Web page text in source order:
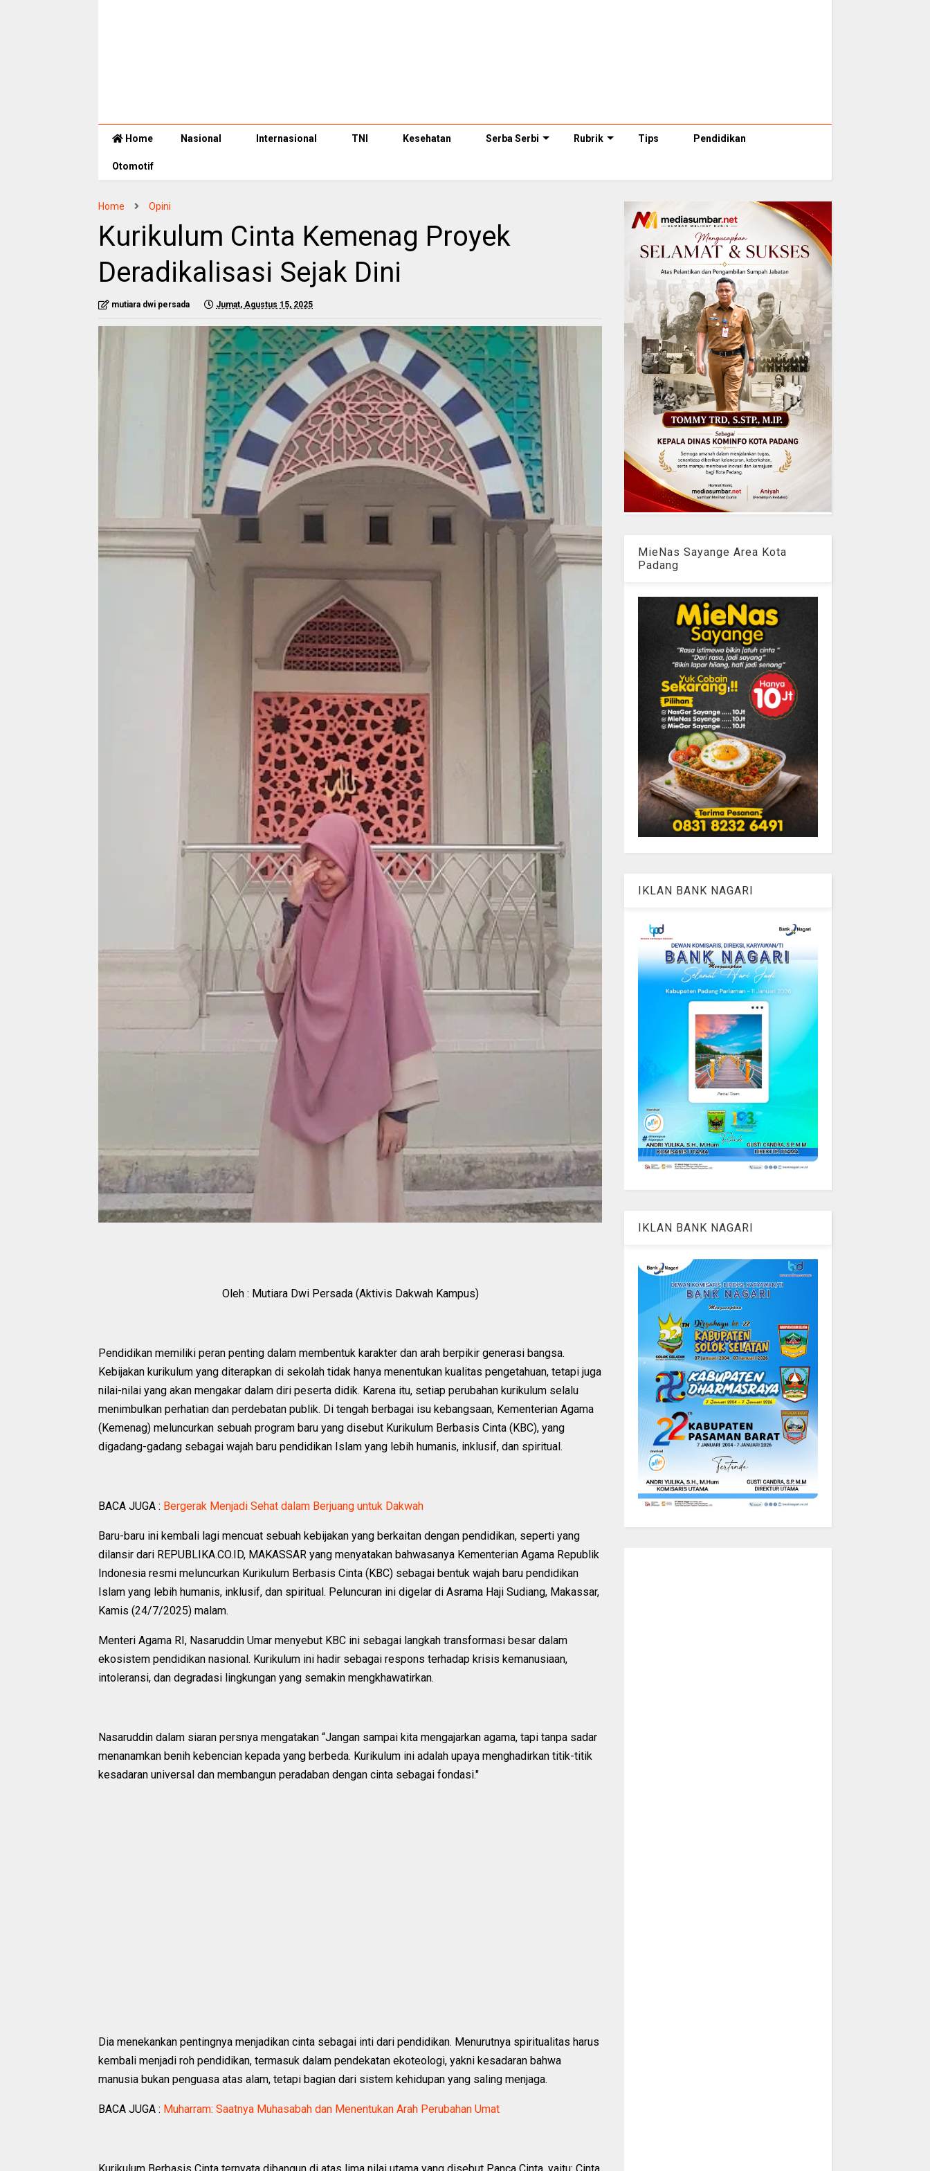
Home Nasional Internasional TNI Kesehatan Serba Serbi Rubrik Tips Pendidikan
Otomotif
Home Opini
Kurikulum Cinta Kemenag Proyek
Deradikalisasi Sejak Dini
mutiara dwi persada Jumat, Agustus 15, 2025
Oleh : Mutiara Dwi Persada (Aktivis Dakwah Kampus)
Pendidikan memiliki peran penting dalam membentuk karakter dan arah berpikir generasi bangsa.
Kebijakan kurikulum yang diterapkan di sekolah tidak hanya menentukan kualitas pengetahuan, tetapi juga
nilai-nilai yang akan mengakar dalam diri peserta didik. Karena itu, setiap perubahan kurikulum selalu
menimbulkan perhatian dan perdebatan publik. Di tengah berbagai isu kebangsaan, Kementerian Agama
(Kemenag) meluncurkan sebuah program baru yang disebut Kurikulum Berbasis Cinta (KBC), yang
digadang-gadang sebagai wajah baru pendidikan Islam yang lebih humanis, inklusif, dan spiritual.
BACA JUGA : Bergerak Menjadi Sehat dalam Berjuang untuk Dakwah
Baru-baru ini kembali lagi mencuat sebuah kebijakan yang berkaitan dengan pendidikan, seperti yang
dilansir dari REPUBLIKA.CO.ID, MAKASSAR yang menyatakan bahwasanya Kementerian Agama Republik
Indonesia resmi meluncurkan Kurikulum Berbasis Cinta (KBC) sebagai bentuk wajah baru pendidikan
Islam yang lebih humanis, inklusif, dan spiritual. Peluncuran ini digelar di Asrama Haji Sudiang, Makassar,
Kamis (24/7/2025) malam.
Menteri Agama RI, Nasaruddin Umar menyebut KBC ini sebagai langkah transformasi besar dalam
ekosistem pendidikan nasional. Kurikulum ini hadir sebagai respons terhadap krisis kemanusiaan,
intoleransi, dan degradasi lingkungan yang semakin mengkhawatirkan.
Nasaruddin dalam siaran persnya mengatakan “Jangan sampai kita mengajarkan agama, tapi tanpa sadar
menanamkan benih kebencian kepada yang berbeda. Kurikulum ini adalah upaya menghadirkan titik-titik
kesadaran universal dan membangun peradaban dengan cinta sebagai fondasi."
Dia menekankan pentingnya menjadikan cinta sebagai inti dari pendidikan. Menurutnya spiritualitas harus
kembali menjadi roh pendidikan, termasuk dalam pendekatan ekoteologi, yakni kesadaran bahwa
manusia bukan penguasa atas alam, tetapi bagian dari sistem kehidupan yang saling menjaga.
BACA JUGA : Muharram: Saatnya Muhasabah dan Menentukan Arah Perubahan Umat
Kurikulum Berbasis Cinta ternyata dibangun di atas lima nilai utama yang disebut Panca Cinta, yaitu: Cinta
MieNas Sayange Area Kota
Padang
IKLAN BANK NAGARI
IKLAN BANK NAGARI